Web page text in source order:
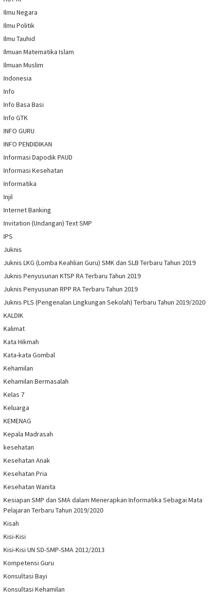
Ilmu Negara
Ilmu Politik
Ilmu Tauhid
Ilmuan Matematika Islam
Ilmuan Muslim
Indonesia
Info
Info Basa Basi
Info GTK
INFO GURU
INFO PENDIDIKAN
Informasi Dapodik PAUD
Informasi Kesehatan
Informatika
Injil
Internet Banking
Invitation (Undangan) Text SMP
IPS
Juknis
Juknis LKG (Lomba Keahlian Guru) SMK dan SLB Terbaru Tahun 2019
Juknis Penyusunan KTSP RA Terbaru Tahun 2019
Juknis Penyusunan RPP RA Terbaru Tahun 2019
Juknis PLS (Pengenalan Lingkungan Sekolah) Terbaru Tahun 2019/2020
KALDIK
Kalimat
Kata Hikmah
Kata-kata Gombal
Kehamilan
Kehamilan Bermasalah
Kelas 7
Keluarga
KEMENAG
Kepala Madrasah
kesehatan
Kesehatan Anak
Kesehatan Pria
Kesehatan Wanita
Kesiapan SMP dan SMA dalam Menerapkan Informatika Sebagai Mata
Pelajaran Terbaru Tahun 2019/2020
Kisah
Kisi-Kisi
Kisi-Kisi UN SD-SMP-SMA 2012/2013
Kompetensi Guru
Konsultasi Bayi
Konsultasi Kehamilan